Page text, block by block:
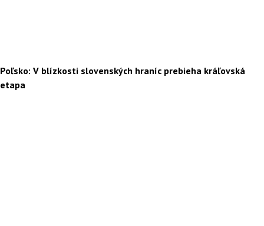
Poľsko: V blízkosti slovenských hraníc prebieha kráľovská
etapa